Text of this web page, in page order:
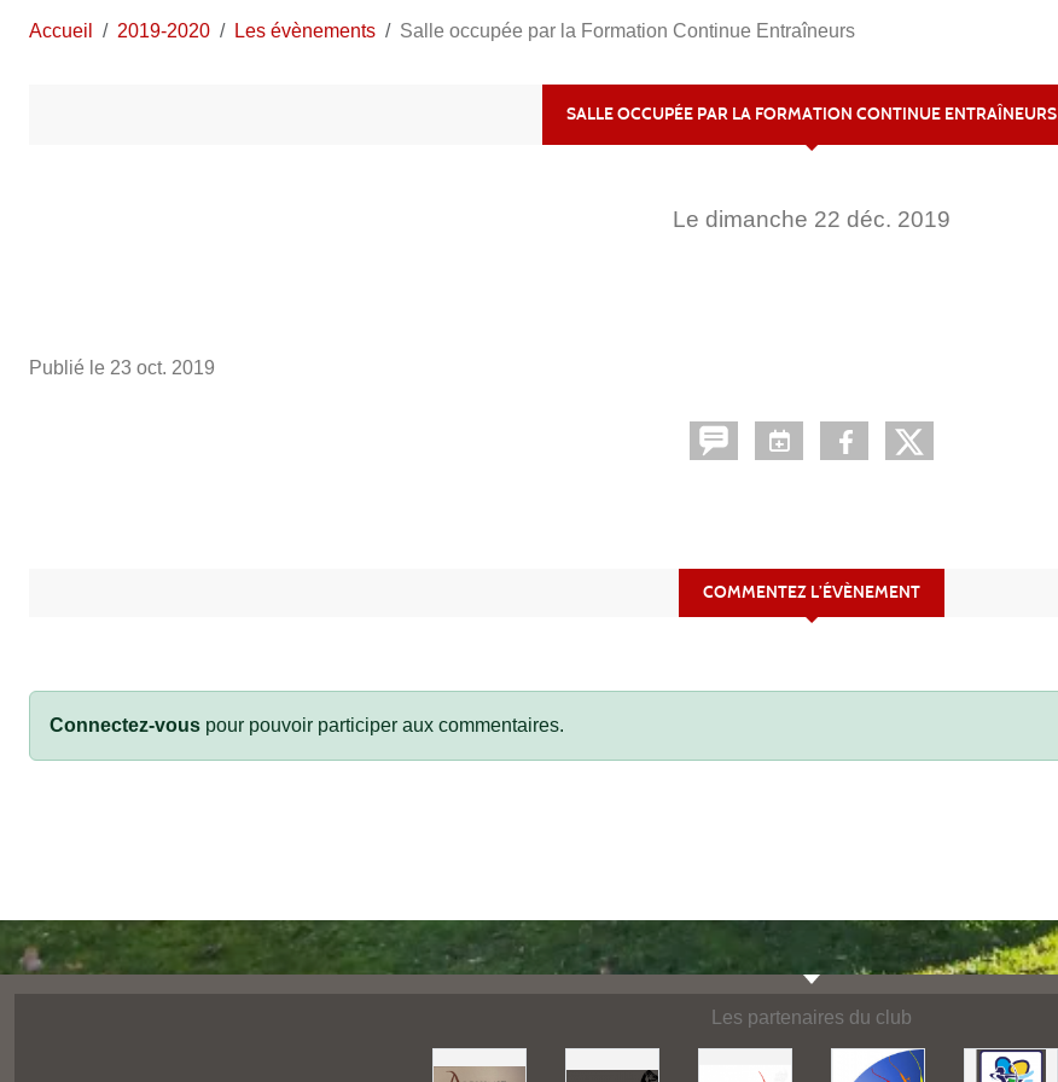
Accueil 2019-2020 Les évènements Salle occupée par la Formation Continue Entraîneurs
SALLE OCCUPÉE PAR LA FORMATION CONTINUE ENTRAÎNEURS
Le dimanche 22 déc. 2019
Publié le 23 oct. 2019
COMMENTEZ L’ÉVÈNEMENT
Connectez-vous pour pouvoir participer aux commentaires.
Les partenaires du club